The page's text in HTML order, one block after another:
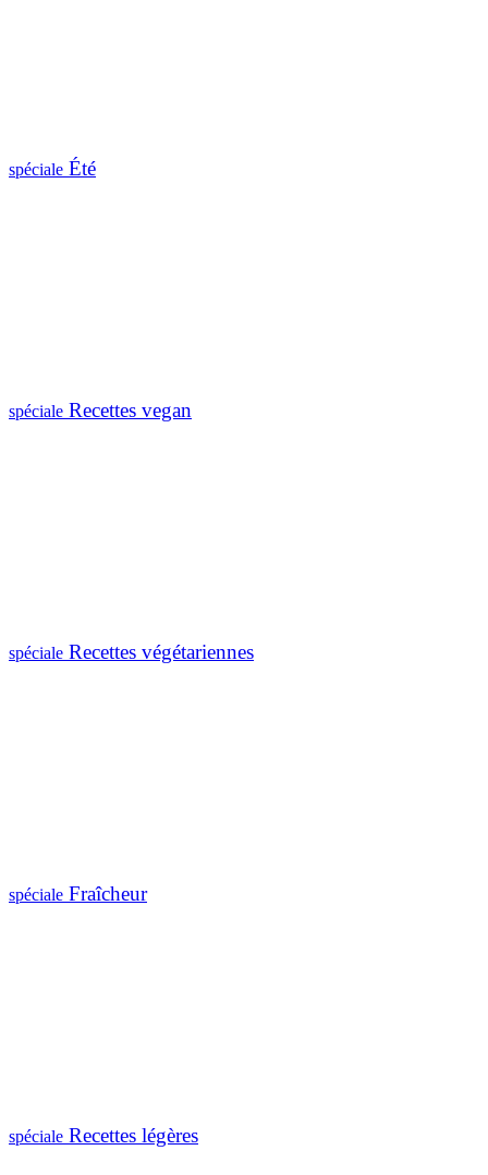
spéciale Été
spéciale Recettes vegan
spéciale Recettes végétariennes
spéciale Fraîcheur
spéciale Recettes légères